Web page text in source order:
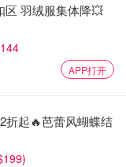
区 羽绒服集体降💥
APP打开
折起🔥芭蕾风蝴蝶结